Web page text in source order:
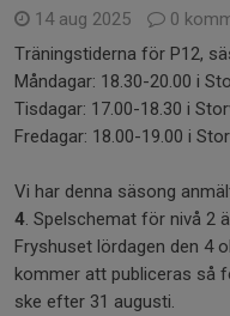
14 aug 2025
0
Träningstiderna för P12,
Måndagar: 18.30-20.00 i
Tisdagar: 17.00-18.30 i
Fredagar: 18.00-19.00 i
Vi har denna säsong
4. Spelschemat för nivå 2
Fryshuset lördagen den 4
kommer att publiceras så
ske efter 31 augusti.